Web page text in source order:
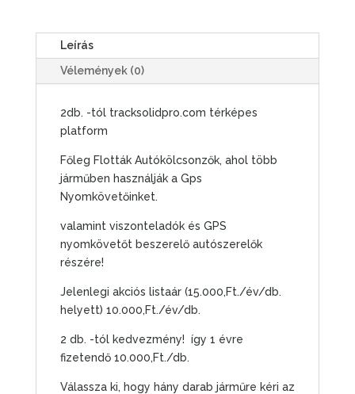
Flották
Autókölcsonzők
stb.
Leírás
Vélemények (0)
2db. -tól tracksolidpro.com térképes
platform
Főleg Flották Autókölcsonzők, ahol több
járműben használják a Gps
Nyomkövetőinket.
valamint viszonteladók és GPS
nyomkövetőt beszerelő autószerelők
részére!
Jelenlegi akciós listaár (15.000,Ft./év/db.
helyett) 10.000,Ft./év/db.
2 db. -tól kedvezmény! így 1 évre
fizetendő 10.000,Ft./db.
Válassza ki, hogy hány darab járműre kéri az